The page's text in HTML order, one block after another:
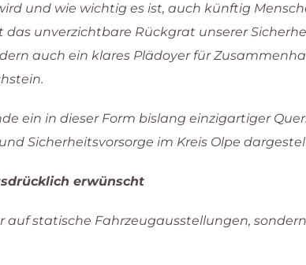
und wie wichtig es ist, auch künftig
unverzichtbare Rückgrat unserer
auch ein klares Plädoyer für
ein in dieser Form bislang einzigartiger
Sicherheitsvorsorge im Kreis Olpe
erwünscht
statische Fahrzeugausstellungen,